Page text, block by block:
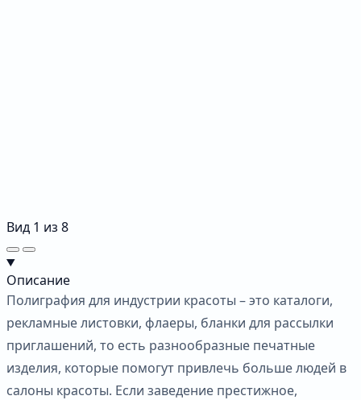
Вид 1 из 8
Описание
Полиграфия для индустрии красоты – это каталоги,
рекламные листовки, флаеры, бланки для рассылки
приглашений, то есть разнообразные печатные
изделия, которые помогут привлечь больше людей в
салоны красоты. Если заведение престижное,